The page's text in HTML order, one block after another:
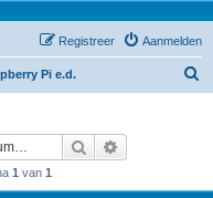
Aanmelden
Registreer
Pi e.d.
Zoek
1 van 1